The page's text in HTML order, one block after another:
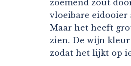
zoemend zout
vloeibare eidooier
Maar het heeft
zien. De wijn
zodat het lijkt op